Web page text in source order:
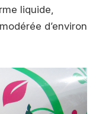
liquide,
d’environ